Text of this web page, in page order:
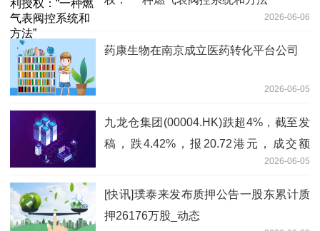
2026-06-06
药康生物在南京成立医药转化平台公司
2026-06-05
九龙仓集团(00004.HK)跌超4%，截至发
稿，跌4.42%，报20.72港元，成交额
2026-06-05
[快讯]璞泰来发布质押公告一股东累计质
押26176万股_动态